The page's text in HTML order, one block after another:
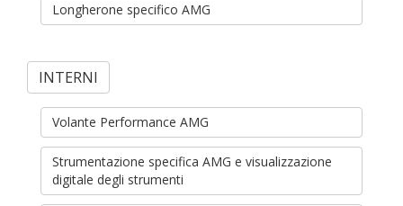
Longherone specifico AMG
INTERNI
Volante Performance AMG
Strumentazione specifica AMG e visualizzazione
digitale degli strumenti